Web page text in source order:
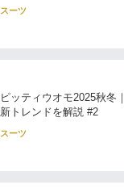
スーツ
ピッティウオモ2025秋冬
新トレンドを解説 #2
スーツ